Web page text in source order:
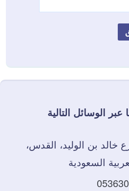
الوسائل التالية
شارع خالد بن الوليد، القدس،
السعودية